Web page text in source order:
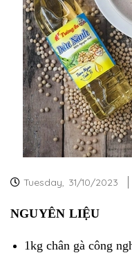
Tuesday, 31/10/2023
NGUYÊN LIỆU
1kg chân gà công